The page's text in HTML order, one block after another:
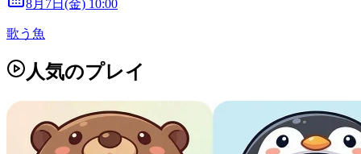
8月7日(金) 10:00
歌う魚
人気のプレイ